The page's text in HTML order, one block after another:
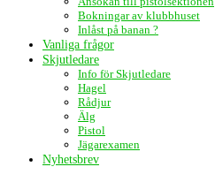
Bokningar av klubbhuset
Inlåst på banan ?
Vanliga frågor
Skjutledare
Info för Skjutledare
Hagel
Rådjur
Älg
Pistol
Jägarexamen
Nyhetsbrev